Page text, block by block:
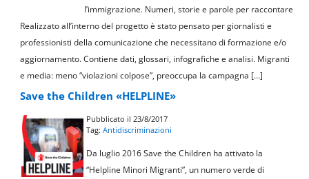
l’immigrazione. Numeri, storie e parole per raccontare
Realizzato all’interno del progetto è stato pensato per giornalisti e
professionisti della comunicazione che necessitano di formazione e/o
aggiornamento. Contiene dati, glossari, infografiche e analisi. Migranti
e media: meno “violazioni colpose”, preoccupa la campagna […]
Save the Children «HELPLINE»
Pubblicato il 23/8/2017
Tag:Antidiscriminazioni
Da luglio 2016 Save the Children ha attivato la
“Helpline Minori Migranti”, un numero verde di